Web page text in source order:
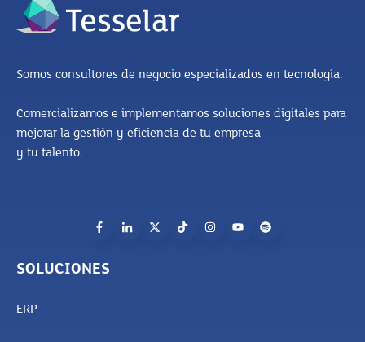
Somos consultores de negocio especializados en tecnología.
Comercializamos e implementamos soluciones digitales para
mejorar la gestión y eficiencia de tu empresa
y tu talento.
SOLUCIONES
ERP